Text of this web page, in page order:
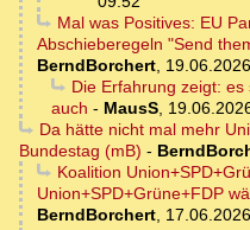
Mal was Positives: EU
Abschieberegeln "Send
BerndBorchert,
Die Erfahrung zeigt:
auch - MausS,
Da hätte nicht mal mehr
Bundestag (mB) -
Koalition
Union+SPD+Grüne+FDP
BerndBorchert,